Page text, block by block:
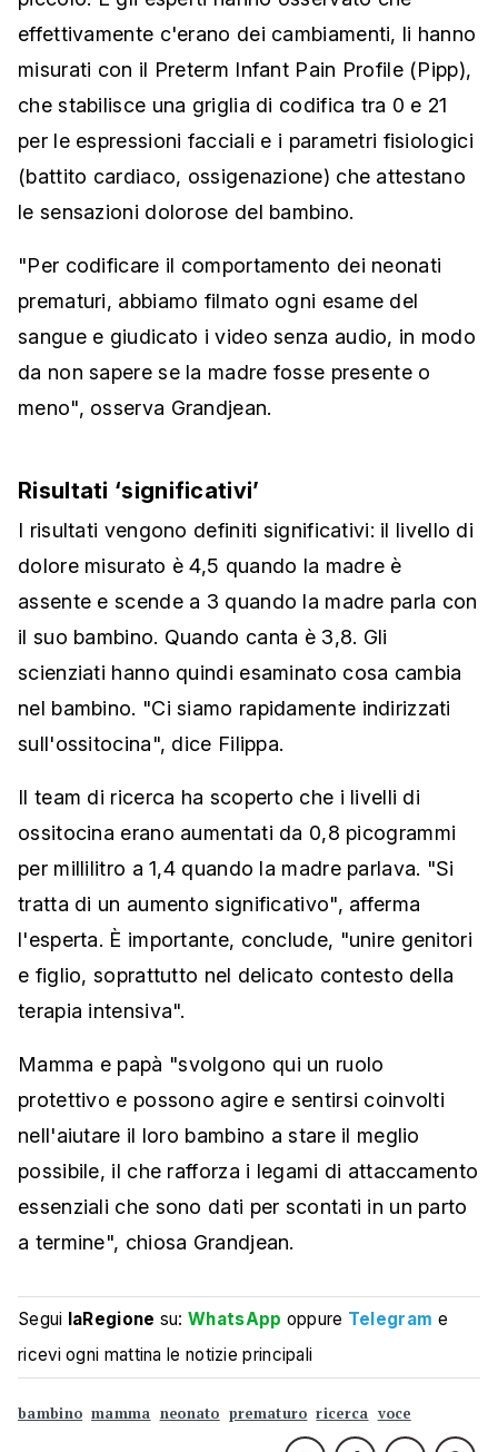
effettivamente c'erano dei cambiamenti, li hanno
misurati con il Preterm Infant Pain Profile (Pipp),
che stabilisce una griglia di codifica tra 0 e 21
per le espressioni facciali e i parametri fisiologici
(battito cardiaco, ossigenazione) che attestano
le sensazioni dolorose del bambino.
"Per codificare il comportamento dei neonati
prematuri, abbiamo filmato ogni esame del
sangue e giudicato i video senza audio, in modo
da non sapere se la madre fosse presente o
meno", osserva Grandjean.
Risultati ‘significativi’
I risultati vengono definiti significativi: il livello di
dolore misurato è 4,5 quando la madre è
assente e scende a 3 quando la madre parla con
il suo bambino. Quando canta è 3,8. Gli
scienziati hanno quindi esaminato cosa cambia
nel bambino. "Ci siamo rapidamente indirizzati
sull'ossitocina", dice Filippa.
Il team di ricerca ha scoperto che i livelli di
ossitocina erano aumentati da 0,8 picogrammi
per millilitro a 1,4 quando la madre parlava. "Si
tratta di un aumento significativo", afferma
l'esperta. È importante, conclude, "unire genitori
e figlio, soprattutto nel delicato contesto della
terapia intensiva".
Mamma e papà "svolgono qui un ruolo
protettivo e possono agire e sentirsi coinvolti
nell'aiutare il loro bambino a stare il meglio
possibile, il che rafforza i legami di attaccamento
essenziali che sono dati per scontati in un parto
a termine", chiosa Grandjean.
Segui laRegione su:WhatsApp oppure Telegram e
ricevi ogni mattina le notizie principali
bambino mamma neonato prematuro ricerca voce